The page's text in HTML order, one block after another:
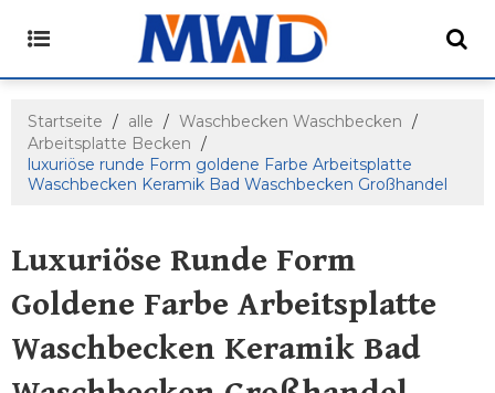
Startseite / alle / Waschbecken Waschbecken /
Arbeitsplatte Becken /
luxuriöse runde Form goldene Farbe Arbeitsplatte
Waschbecken Keramik Bad Waschbecken Großhandel
Luxuriöse Runde Form
Goldene Farbe Arbeitsplatte
Waschbecken Keramik Bad